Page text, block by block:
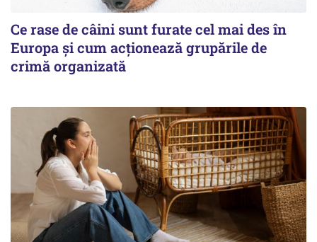
Ce rase de câini sunt furate cel mai des în
Europa și cum acționează grupările de
crimă organizată